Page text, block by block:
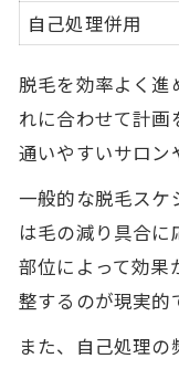
回数の目安と期間
数で理想肌を叶
を無駄なく進める
効果アップに効く
の予約方法とその
通い方で差がつくポ
が取りやすい時間
自己処理併用
脱毛を効率よく進
れに合わせて計画
通いやすいサロン
一般的な脱毛スケ
は毛の減り具合
部位によって効果
整するのが現実的
また、自己処理